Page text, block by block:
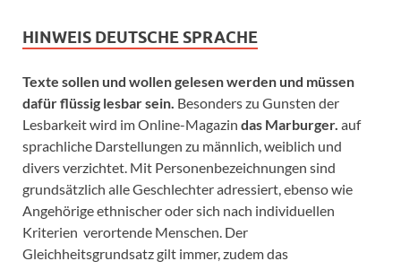
HINWEIS DEUTSCHE SPRACHE
Texte sollen und wollen gelesen werden und müssen
dafür flüssig lesbar sein. Besonders zu Gunsten der
Lesbarkeit wird im Online-Magazin das Marburger. auf
sprachliche Darstellungen zu männlich, weiblich und
divers verzichtet. Mit Personenbezeichnungen sind
grundsätzlich alle Geschlechter adressiert, ebenso wie
Angehörige ethnischer oder sich nach individuellen
Kriterien verortende Menschen. Der
Gleichheitsgrundsatz gilt immer, zudem das